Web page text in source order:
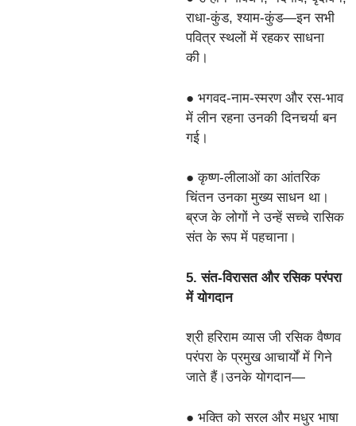
राधा-कुंड, श्याम-कुंड—इन सभी
पवित्र स्थलों में रहकर साधना
की।
● भगवद-नाम-स्मरण और रस-भाव
में लीन रहना उनकी दिनचर्या बन
गई।
● कृष्ण-लीलाओं का आंतरिक
चिंतन उनका मुख्य साधन था।
ब्रज के लोगों ने उन्हें सच्चे रासिक
संत के रूप में पहचाना।
5. संत-विरासत और रसिक परंपरा
में योगदान
श्री हरिराम व्यास जी रसिक वैष्णव
परंपरा के प्रमुख आचार्यों में गिने
जाते हैं।उनके योगदान—
● भक्ति को सरल और मधुर भाषा